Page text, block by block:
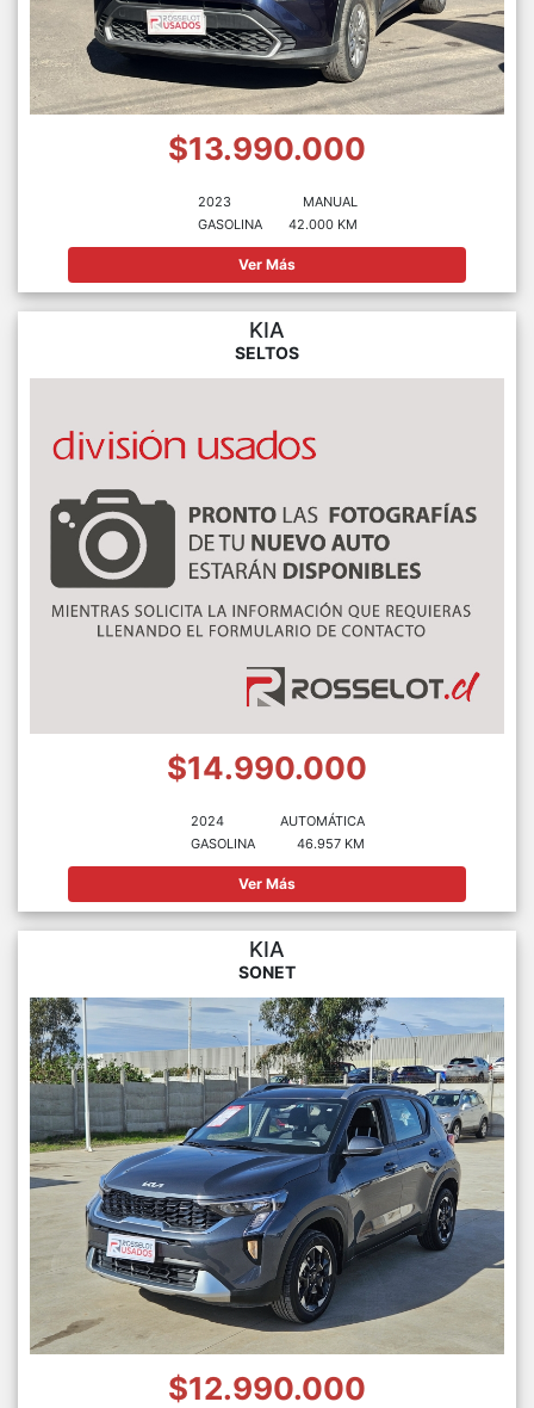
$13.990.000
2023
GASOLINA
MANUAL
42.000 KM
Ver Más
KIA
SELTOS
$14.990.000
2024
GASOLINA
AUTOMÁTICA
46.957 KM
Ver Más
KIA
SONET
$12.990.000